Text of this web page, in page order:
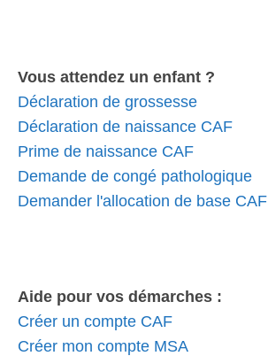
Vous attendez un enfant ?
Déclaration de grossesse
Déclaration de naissance CAF
Prime de naissance CAF
Demande de congé pathologique
Demander l'allocation de base CAF
Aide pour vos démarches :
Créer un compte CAF
Créer mon compte MSA